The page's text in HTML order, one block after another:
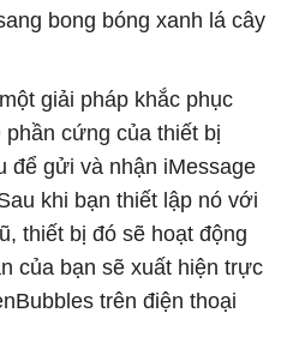
bong bóng xanh lá cây
giải pháp khắc phục
cứng của thiết bị
để gửi và nhận iMessage
khi bạn thiết lập nó với
thiết bị đó sẽ hoạt động
của bạn sẽ xuất hiện trực
trên điện thoại